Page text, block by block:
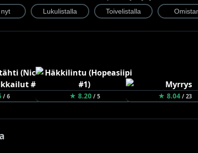
/ 6 ★ 8.20/ 5 ★ 8.04/ 23